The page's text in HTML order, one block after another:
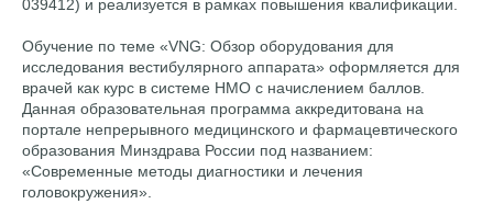
039412) и реализуется в рамках повышения квалификации.
Обучение по теме «VNG: Обзор оборудования для
исследования вестибулярного аппарата» оформляется для
врачей как курс в системе НМО с начислением баллов.
Данная образовательная программа аккредитована на
портале непрерывного медицинского и фармацевтического
образования Минздрава России под названием:
«Современные методы диагностики и лечения
головокружения».